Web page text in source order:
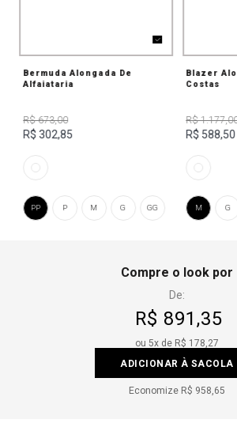
Bermuda Alongada De
Alfaiataria
R$ 673,00
R$ 302,85
G GG
M
P
PP
Blazer
Costas
R$
R$ 588,50
G
M
Compre o look por
De:
R$ 891,35
ou 5x de R$ 178,27
ADICIONAR À SACOLA
Economize R$ 958,65